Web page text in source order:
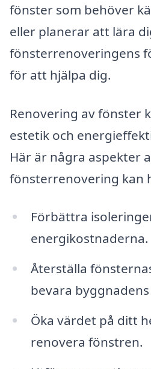
fönster som behöver
eller planerar att lära
fönsterrenoveringens
för att hjälpa dig.
Renovering av fönster
estetik och
Här är några aspekter
fönsterrenovering kan
Förbättra
energikostnaderna.
Återställa
bevara
Öka värdet på ditt
renovera fönstren.